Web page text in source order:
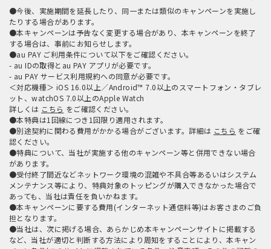
●今後、実施期間を延長したり、同一または類似のキャンペーンを実施し
たりする場合があります。
●本キャンペーンは予告なく変更する場合があり、本キャンペーンを終了
する場合は、事前にお知らせします。
●au PAY ご利用条件について以下をご確認ください。
- au IDの取得とau PAY アプリが必要です。
- au PAY サービス利用規約への同意が必要です。
＜対応機種＞ iOS 16.0以上／Android™ 7.0以上のスマートフォン・タブレ
ット、watchOS 7.0以上のApple Watch
詳しくは こちら をご確認ください。
●本特典は1回線につき1回限り適用されます。
●別途契約に関わる費用がかかる場合がございます。詳細は こちら をご確
認ください。
●特典について、当社が実施する他のキャンペーン等と併用できない場合
があります。
●受付終了間近などネットワーク環境の混雑や不具合等あるいはシステム
メンテナンス等により、特典対象のトッピングが購入できなかった場合で
あっても、当社は責任を負いかねます。
●本キャンペーンに要する費用(インターネット通信料等)はお客さまのご負
担となります。
●当社は、次に掲げる場合、あらかじめ本キャンペーンサイトに掲載する
など、当社が適切と判断する方法により周知をすることにより、本キャン